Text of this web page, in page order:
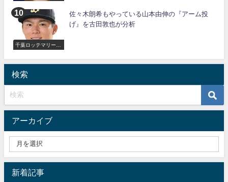
千葉ロッテマリーン
佐々木朗希もやっている山本由伸の『アーム投
げ』を古田敦也が分析
検索
アーカイブ
新着記事